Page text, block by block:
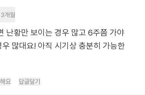
개월
난황만 보이는 경우 많고 6주쯤 가야
많대요! 아직 시기상 충분히 가능한
요 답글달기